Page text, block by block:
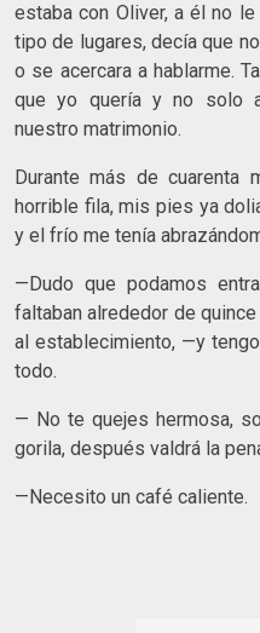
estaba con Oliver, a él no
tipo de lugares, decía que
o se acercara a hablarme.
que yo quería y no solo
nuestro matrimonio.
Durante más de cuarenta
horrible fila, mis pies ya
y el frío me tenía
—Dudo que podamos
faltaban alrededor de
al establecimiento, —y
todo.
— No te quejes hermosa,
gorila, después valdrá la
—Necesito un café caliente.